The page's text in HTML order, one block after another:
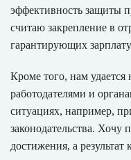
эффективность защиты
считаю закрепление в
гарантирующих
Кроме того, нам удается
работодателями и
ситуациях, например,
законодательства. Хочу
достижения, а